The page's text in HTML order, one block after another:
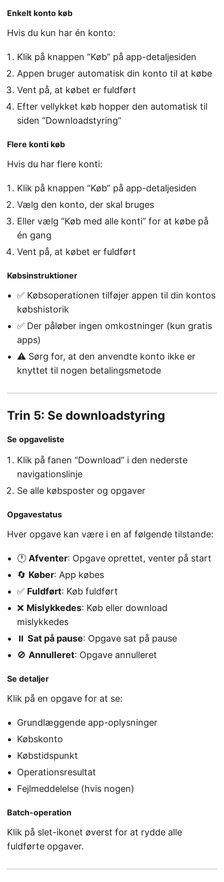
Enkelt konto køb
Hvis du kun har én konto:
Klik på knappen “Køb” på app-detaljesiden
Appen bruger automatisk din konto til at købe
Vent på, at købet er fuldført
Efter vellykket køb hopper den automatisk til
siden “Downloadstyring”
Flere konti køb
Hvis du har flere konti:
Klik på knappen “Køb” på app-detaljesiden
Vælg den konto, der skal bruges
Eller vælg “Køb med alle konti” for at købe på
én gang
Vent på, at købet er fuldført
Købsinstruktioner
✅ Købsoperationen tilføjer appen til din kontos
købshistorik
✅ Der påløber ingen omkostninger (kun gratis
apps)
⚠️ Sørg for, at den anvendte konto ikke er
knyttet til nogen betalingsmetode
Trin 5: Se downloadstyring
Se opgaveliste
Klik på fanen “Download” i den nederste
navigationslinje
Se alle købsposter og opgaver
Opgavestatus
Hver opgave kan være i en af følgende tilstande:
🕐Afventer: Opgave oprettet, venter på start
🔄 Køber: App købes
✅ Fuldført: Køb fuldført
❌ Mislykkedes: Køb eller download
mislykkedes
⏸️ Sat på pause: Opgave sat på pause
🚫 Annulleret: Opgave annulleret
Se detaljer
Klik på en opgave for at se:
Grundlæggende app-oplysninger
Købskonto
Købstidspunkt
Operationsresultat
Fejlmeddelelse (hvis nogen)
Batch-operation
Klik på slet-ikonet øverst for at rydde alle
fuldførte opgaver.